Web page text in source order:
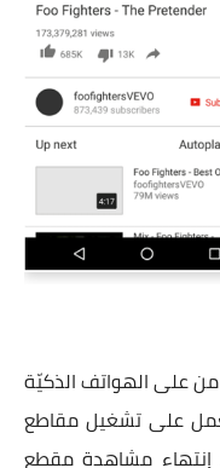
على الهواتف الذكيّة
على تشغيل مقاطع
إنتهاء مشاهدة مقطع